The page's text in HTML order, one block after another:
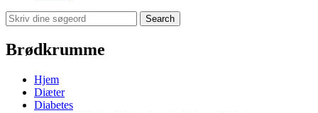
Search
Brødkrumme
Hjem
Diæter
Diabetes